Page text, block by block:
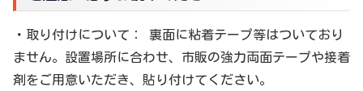
・取り付けについて： 裏面に粘着テープ等はついており
ません。設置場所に合わせ、市販の強力両面テープや接着
剤をご用意いただき、貼り付けてください。